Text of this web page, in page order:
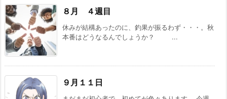
８月 ４週目
休みが結構あったのに、釣果が振るわず・・・。秋
本番はどうなるんでしょうか？ ...
９月１１日